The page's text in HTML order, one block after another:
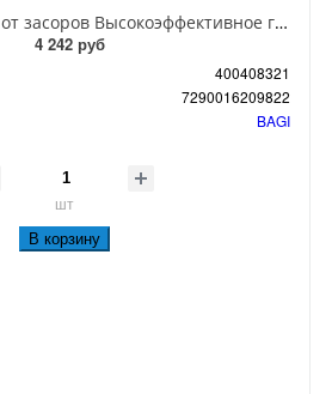
Bagi Classic Потхан от засоров Высокоэффективное гранулированное средство для устранения сложных засоров в канализационных и водосточных трубах 600 гр
4 242 руб
400408321
7290016209822
BAGI
шт
В корзину